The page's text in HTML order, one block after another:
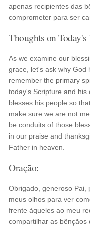
apenas recipientes das
comprometer para ser
Thoughts on Today's
As we examine our
grace, let's ask why God
remember the primary
today's Scripture and his
blesses his people so
make sure we are not
be conduits of those
in our praise and
Father in heaven.
Oração:
Obrigado, generoso Pai,
meus olhos para ver
frente àqueles ao meu
compartilhar as